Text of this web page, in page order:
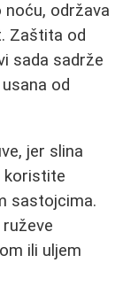
noću, održava
Zaštita od
sada sadrže
od
jer slina
koristite
sastojcima.
ili uljem